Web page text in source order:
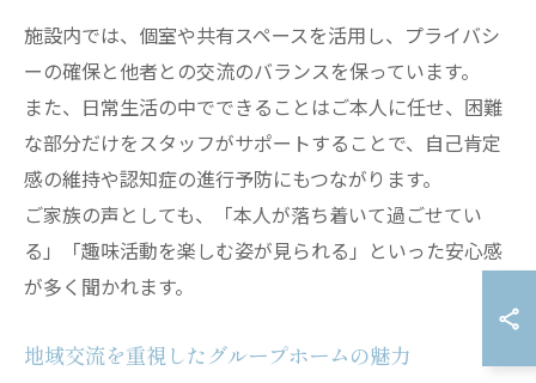
施設内では、個室や共有スペースを活用し、プライバシ
ーの確保と他者との交流のバランスを保っています。
また、日常生活の中でできることはご本人に任せ、困難
な部分だけをスタッフがサポートすることで、自己肯定
感の維持や認知症の進行予防にもつながります。
ご家族の声としても、「本人が落ち着いて過ごせてい
る」「趣味活動を楽しむ姿が見られる」といった安心感
が多く聞かれます。
地域交流を重視したグループホームの魅力